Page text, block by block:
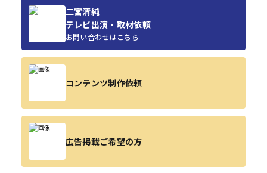
二宮清純
テレビ出演・取材依頼
お問い合わせはこちら
コンテンツ制作依頼
広告掲載ご希望の方